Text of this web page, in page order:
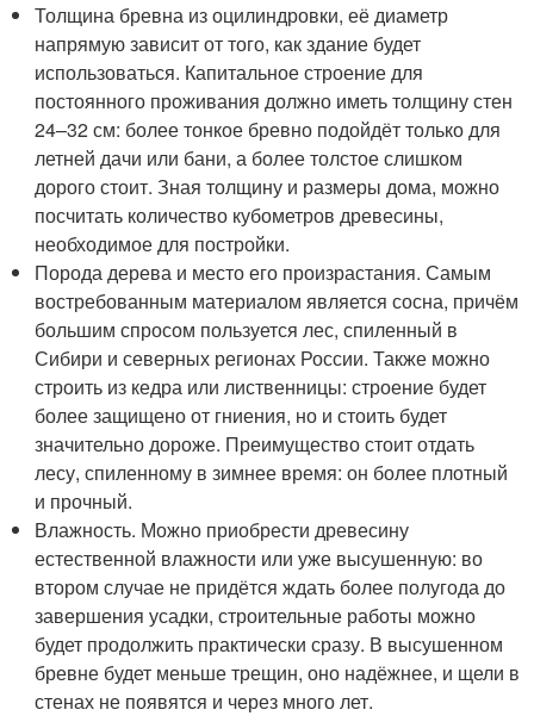
Толщина бревна из оцилиндровки, её диаметр
напрямую зависит от того, как здание будет
использоваться. Капитальное строение для
постоянного проживания должно иметь толщину стен
24–32 см: более тонкое бревно подойдёт только для
летней дачи или бани, а более толстое слишком
дорого стоит. Зная толщину и размеры дома, можно
посчитать количество кубометров древесины,
необходимое для постройки.
Порода дерева и место его произрастания. Самым
востребованным материалом является сосна, причём
большим спросом пользуется лес, спиленный в
Сибири и северных регионах России. Также можно
строить из кедра или лиственницы: строение будет
более защищено от гниения, но и стоить будет
значительно дороже. Преимущество стоит отдать
лесу, спиленному в зимнее время: он более плотный
и прочный.
Влажность. Можно приобрести древесину
естественной влажности или уже высушенную: во
втором случае не придётся ждать более полугода до
завершения усадки, строительные работы можно
будет продолжить практически сразу. В высушенном
бревне будет меньше трещин, оно надёжнее, и щели в
стенах не появятся и через много лет.